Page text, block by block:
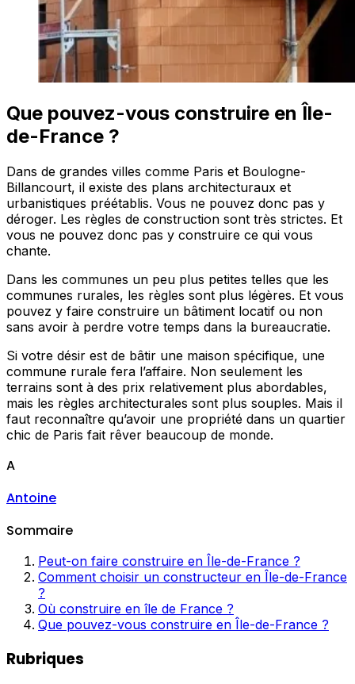
Que pouvez-vous construire en Île-
de-France ?
Dans de grandes villes comme Paris et Boulogne-
Billancourt, il existe des plans architecturaux et
urbanistiques préétablis. Vous ne pouvez donc pas y
déroger. Les règles de construction sont très strictes. Et
vous ne pouvez donc pas y construire ce qui vous
chante.
Dans les communes un peu plus petites telles que les
communes rurales, les règles sont plus légères. Et vous
pouvez y faire construire un bâtiment locatif ou non
sans avoir à perdre votre temps dans la bureaucratie.
Si votre désir est de bâtir une maison spécifique, une
commune rurale fera l’affaire. Non seulement les
terrains sont à des prix relativement plus abordables,
mais les règles architecturales sont plus souples. Mais il
faut reconnaître qu’avoir une propriété dans un quartier
chic de Paris fait rêver beaucoup de monde.
A
Antoine
Sommaire
Peut-on faire construire en Île-de-France ?
Comment choisir un constructeur en Île-de-France
?
Où construire en île de France ?
Que pouvez-vous construire en Île-de-France ?
Rubriques